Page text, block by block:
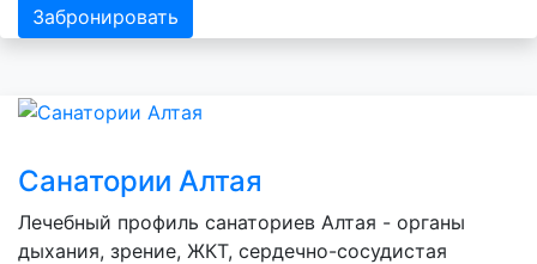
Забронировать
Санатории Алтая
Лечебный профиль санаториев Алтая - органы
дыхания, зрение, ЖКТ, сердечно-сосудистая